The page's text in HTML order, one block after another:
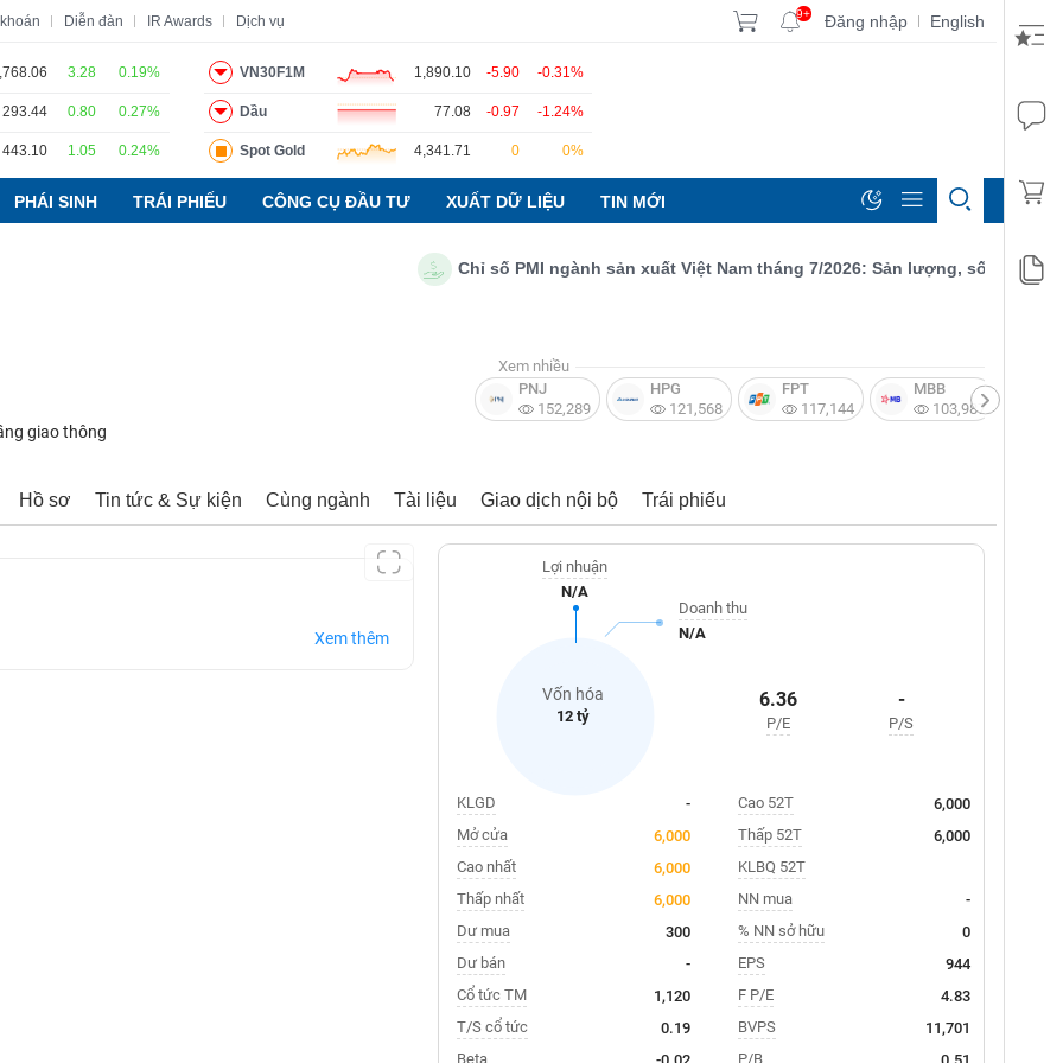
Diễn đàn IR Awards Dịch vụ 9+ Đăng nhập | English
3.28 0.19%
293.44 0.80 0.27%
443.10 1.05 0.24%
VN30F1M 1,890.10 -5.90 -0.31%
Dầu 77.08 -0.97 -1.24%
Spot Gold 4,341.71 0 0%
PHÁI SINH TRÁI PHIẾU CÔNG CỤ ĐẦU TƯ XUẤT DỮ LIỆU TIN MỚI
Chỉ số PMI ngành sản xuất Việt Nam tháng 7/2026: Sản lượng, số lượng đơn
giao thông
Xem nhiều
PNJ
152,289
HPG
121,568
FPT
117,144
MBB
103,987
Hồ sơ Tin tức & Sự kiện Cùng ngành Tài liệu Giao dịch nội bộ Trái phiếu
Xem thêm
Vốn hóa
12 tỷ
Lợi nhuận
N/A
Doanh thu
N/A
6.36
P/E
-
P/S
KLGD
-
Mở cửa
6,000
Cao nhất
6,000
Thấp nhất
6,000
Dư mua
300
Dư bán
-
Cổ tức TM
1,120
T/S cổ tức
0.19
Beta
-0.02
Cao 52T
6,000
Thấp 52T
6,000
KLBQ 52T
NN mua
-
% NN sở hữu
0
EPS
944
F P/E
4.83
BVPS
11,701
P/B
0.51
Báo cáo phân tích Thuật ngữ